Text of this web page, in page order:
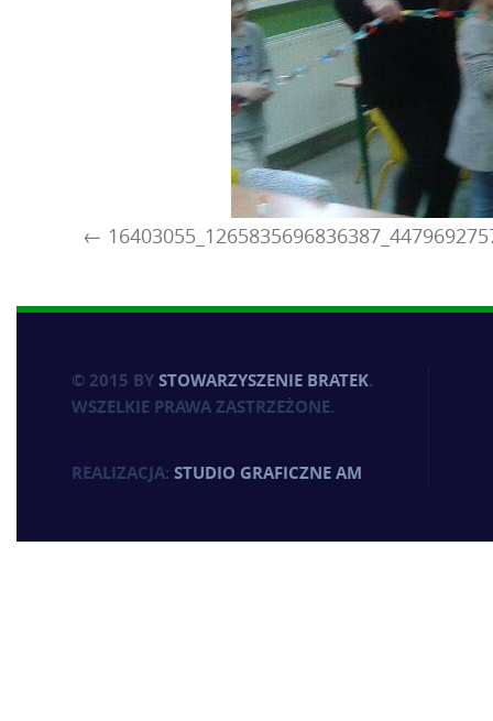
© 2015 BYSTOWARZYSZENIE BRATEK.
WSZELKIE PRAWA ZASTRZEŻONE.
REALIZACJA: STUDIO GRAFICZNE AM